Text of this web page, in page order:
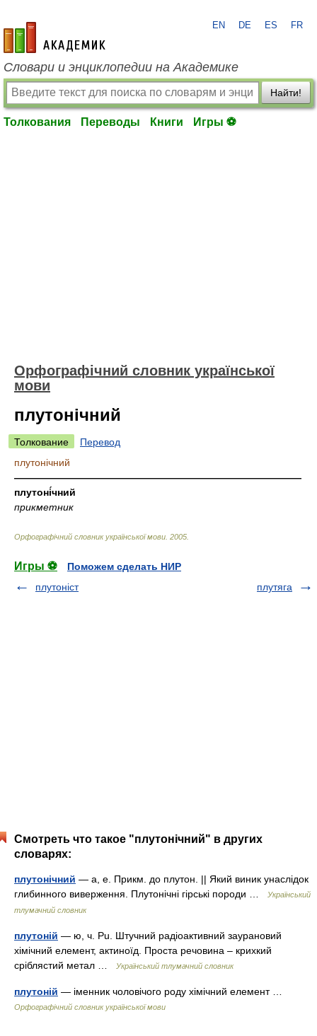
academic.ru
EN DE ES FR
Словари и энциклопедии на Академике
Найти!
Толкования Переводы Книги Игры ⚽
Орфографічний словник української
мови
плутонічний
Толкование
Перевод
плутонічний
—————————————————————————————
плутоні́чний
прикметник
Орфографічний словник української мови 2005
Игры ⚽
Поможем сделать НИР
плутоніст
плутяга
Смотреть что такое "плутонічний" в других
словарях:
плутонічний — а, е. Прикм. до плутон. || Який виник унаслідок
глибинного виверження. Плутонічні гірські породи …
Український
тлумачний словник
плутоній — ю, ч. Pu. Штучний радіоактивний заурановий
хімічний елемент, актиноїд. Проста речовина – крихкий
сріблястий метал …
Український тлумачний словник
плутоній — іменник чоловічого роду хімічний елемент …
Орфографічний словник української мови